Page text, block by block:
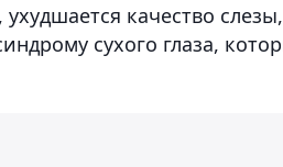
ухудшается качество
сухого глаза,